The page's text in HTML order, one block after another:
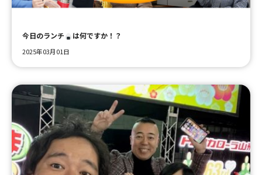
今日のランチ は何ですか！？
2025年03月01日